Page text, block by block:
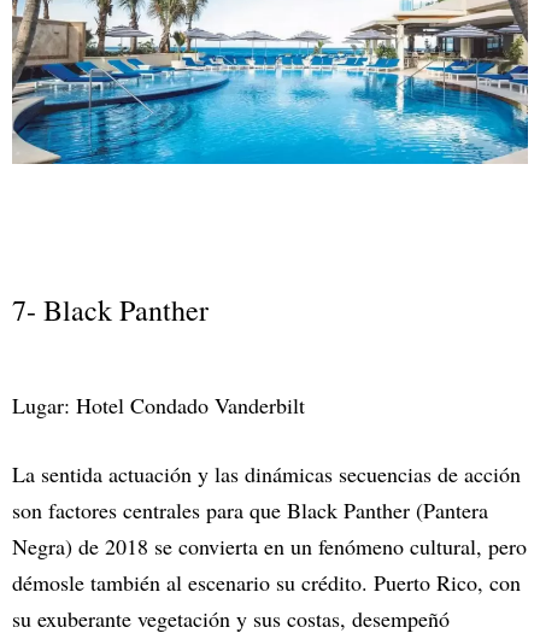
7- Black Panther
Lugar: Hotel Condado Vanderbilt
La sentida actuación y las dinámicas secuencias de acción
son factores centrales para que Black Panther (Pantera
Negra) de 2018 se convierta en un fenómeno cultural, pero
démosle también al escenario su crédito. Puerto Rico, con
su exuberante vegetación y sus costas, desempeñó